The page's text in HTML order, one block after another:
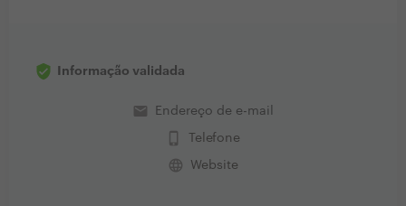
Informação validada
email Endereço de e-mail
phone_iphone Telefone
language Website